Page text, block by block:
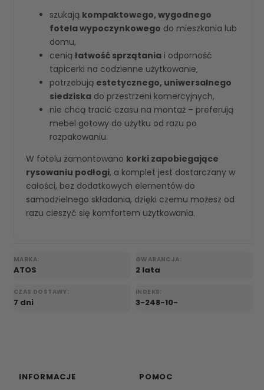
szukają kompaktowego, wygodnego
fotela wypoczynkowego do mieszkania lub
domu,
cenią łatwość sprzątania i odporność
tapicerki na codzienne użytkowanie,
potrzebują estetycznego, uniwersalnego
siedziska do przestrzeni komercyjnych,
nie chcą tracić czasu na montaż – preferują
mebel gotowy do użytku od razu po
rozpakowaniu.
W fotelu zamontowano korki zapobiegające
rysowaniu podłogi, a komplet jest dostarczany w
całości, bez dodatkowych elementów do
samodzielnego składania, dzięki czemu możesz od
razu cieszyć się komfortem użytkowania.
MARKA:
ATOS
GWARANCJA:
2 lata
CZAS DOSTAWY:
7 dni
INDEKS:
3-248-10-
INFORMACJE
POMOC